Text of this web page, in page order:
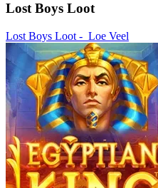
Lost Boys Loot
Lost Boys Loot - Loe Veel